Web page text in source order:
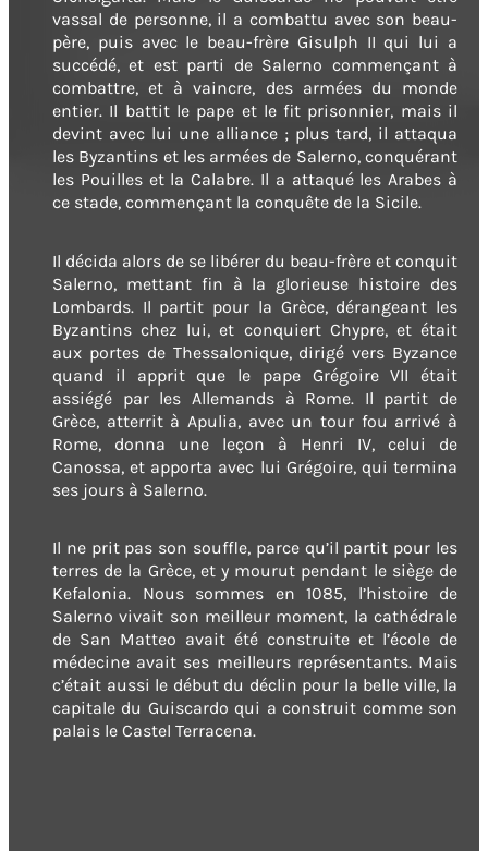
vassal de personne, il a combattu avec son beau-
père, puis avec le beau-frère Gisulph II qui lui a
succédé, et est parti de Salerno commençant à
combattre, et à vaincre, des armées du monde
entier. Il battit le pape et le fit prisonnier, mais il
devint avec lui une alliance ; plus tard, il attaqua
les Byzantins et les armées de Salerno, conquérant
les Pouilles et la Calabre. Il a attaqué les Arabes à
ce stade, commençant la conquête de la Sicile.
Il décida alors de se libérer du beau-frère et conquit
Salerno, mettant fin à la glorieuse histoire des
Lombards. Il partit pour la Grèce, dérangeant les
Byzantins chez lui, et conquiert Chypre, et était
aux portes de Thessalonique, dirigé vers Byzance
quand il apprit que le pape Grégoire VII était
assiégé par les Allemands à Rome. Il partit de
Grèce, atterrit à Apulia, avec un tour fou arrivé à
Rome, donna une leçon à Henri IV, celui de
Canossa, et apporta avec lui Grégoire, qui termina
ses jours à Salerno.
Il ne prit pas son souffle, parce qu’il partit pour les
terres de la Grèce, et y mourut pendant le siège de
Kefalonia. Nous sommes en 1085, l’histoire de
Salerno vivait son meilleur moment, la cathédrale
de San Matteo avait été construite et l’école de
médecine avait ses meilleurs représentants. Mais
c’était aussi le début du déclin pour la belle ville, la
capitale du Guiscardo qui a construit comme son
palais le Castel Terracena.